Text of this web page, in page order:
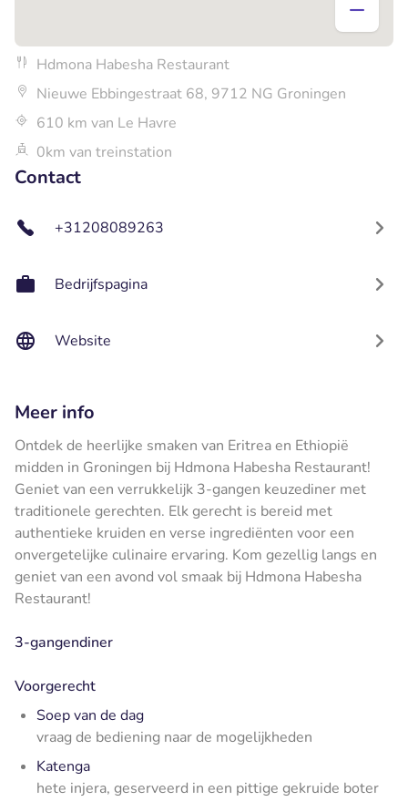
Hdmona Habesha Restaurant
Nieuwe Ebbingestraat 68, 9712 NG Groningen
610 km van Le Havre
0km van treinstation
Contact
+31208089263
Bedrijfspagina
Website
Meer info
Ontdek de heerlijke smaken van Eritrea en Ethiopië
midden in Groningen bij Hdmona Habesha Restaurant!
Geniet van een verrukkelijk 3-gangen keuzediner met
traditionele gerechten. Elk gerecht is bereid met
authentieke kruiden en verse ingrediënten voor een
onvergetelijke culinaire ervaring. Kom gezellig langs en
geniet van een avond vol smaak bij Hdmona Habesha
Restaurant!
3-gangendiner
Voorgerecht
Soep van de dag
vraag de bediening naar de mogelijkheden
Katenga
hete injera, geserveerd in een pittige gekruide boter